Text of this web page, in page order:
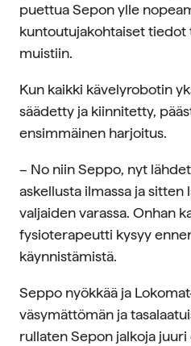
puettua Sepon ylle
kuntoutujakohtaiset tiedot
muistiin.
Kun kaikki kävelyrobotin
säädetty ja kiinnitetty,
ensimmäinen harjoitus.
– No niin Seppo, nyt
askellusta ilmassa ja
valjaiden varassa. Onhan
fysioterapeutti kysyy
käynnistämistä.
Seppo nyökkää ja
väsymättömän ja
rullaten Sepon jalkoja juuri